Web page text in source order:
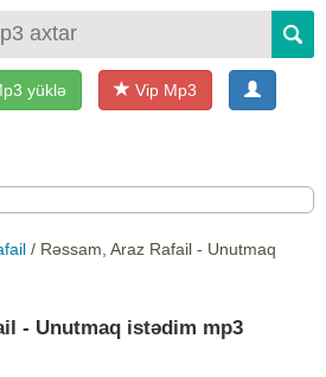
yüklə Vip Mp3
/ Rəssam, Araz Rafail - Unutmaq
- Unutmaq istədim mp3